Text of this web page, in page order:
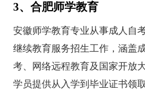
3、合肥师学教育
安徽师学教育专业从事成人自
继续教育服务招生工作，涵盖
考、网络远程教育及国家开放
学员提供从入学到毕业证书领